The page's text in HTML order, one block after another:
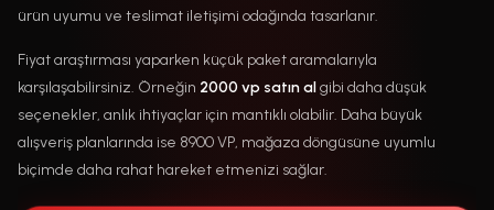
ürün uyumu ve teslimat iletişimi odağında tasarlanır.
Fiyat araştırması yaparken küçük paket aramalarıyla
karşılaşabilirsiniz. Örneğin 2000 vp satın algibi daha düşük
seçenekler, anlık ihtiyaçlar için mantıklı olabilir. Daha büyük
alışveriş planlarında ise 8900 VP, mağaza döngüsüne uyumlu
biçimde daha rahat hareket etmenizi sağlar.